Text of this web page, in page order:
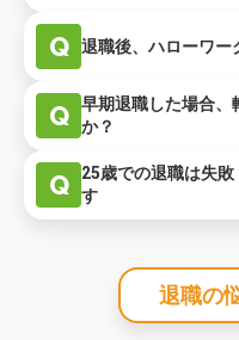
Q 退職後、ハローワー
Q
早期退職した場合、
か？
Q
25歳での退職は失
す
退職の